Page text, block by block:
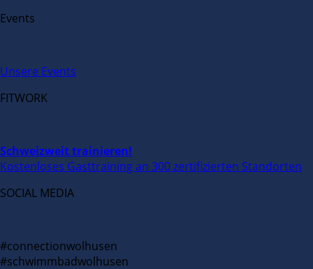
Events
Unsere Events
FITWORK
Schweizweit trainieren!
Kostenloses Gasttraining an 300 zertifizierten Standorten
SOCIAL MEDIA
#connectionwolhusen
#schwimmbadwolhusen